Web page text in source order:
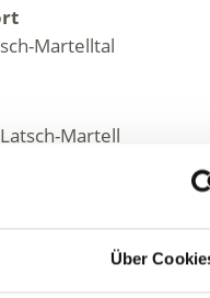
Über
Martelltal
Martell